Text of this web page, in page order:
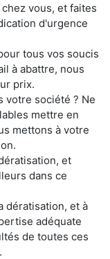
vous, et faites
d'urgence
tous vos soucis
à abattre, nous
prix.
votre société ? Ne
mettre en
mettons à votre
et
dans ce
dératisation, et à
adéquate
de toutes ces